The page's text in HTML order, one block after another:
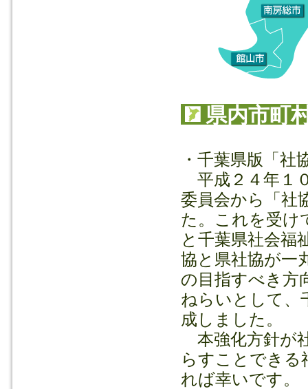
県内市町
・千葉県版「社
平成２４年１
委員会から「社
た。これを受け
と千葉県社会福
協と県社協が一
の目指すべき方
ねらいとして、
成しました。
本強化方針が
らすことできる
れば幸いです。